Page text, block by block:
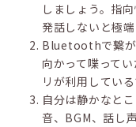
しましょう。指
発話しないと極
Bluetoothで繋が
向かって喋って
リが利用してい
自分は静かなと
音、BGM、話し